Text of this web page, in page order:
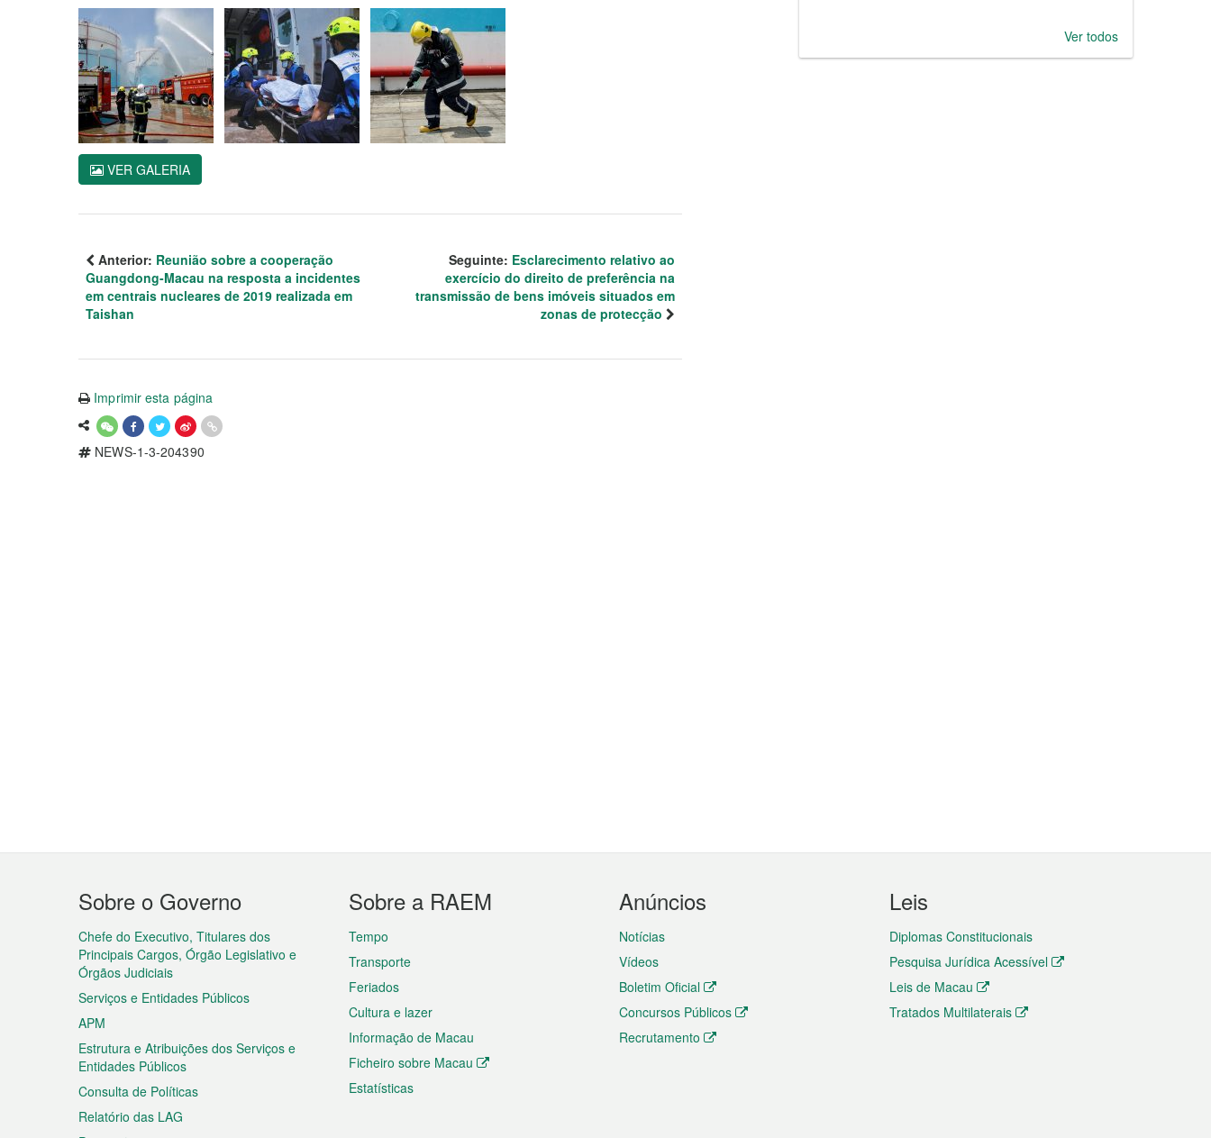
VER GALERIA
Anterior: Reunião sobre a cooperação
Guangdong-Macau na resposta a incidentes
em centrais nucleares de 2019 realizada em
Taishan
Seguinte: Esclarecimento relativo ao
exercício do direito de preferência na
transmissão de bens imóveis situados em
zonas de protecção
Imprimir esta página
NEWS-1-3-204390
Ver todos
Menu
do
rodapé
Sobre o Governo
Chefe do Executivo, Titulares dos
Principais Cargos, Órgão Legislativo e
Órgãos Judiciais
Serviços e Entidades Públicos
APM
Estrutura e Atribuições dos Serviços e
Entidades Públicos
Consulta de Políticas
Relatório das LAG
Sobre a RAEM
Tempo
Transporte
Feriados
Cultura e lazer
Informação de Macau
Ficheiro sobre Macau
Estatísticas
Anúncios
Notícias
Vídeos
Boletim Oficial
Concursos Públicos
Recrutamento
Leis
Diplomas Constitucionais
Pesquisa Jurídica Acessível
Leis de Macau
Tratados Multilaterais